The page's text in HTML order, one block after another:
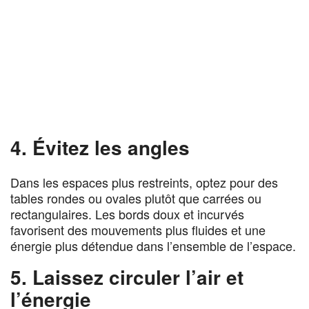
4. Évitez les angles
Dans les espaces plus restreints, optez pour des
tables rondes ou ovales plutôt que carrées ou
rectangulaires. Les bords doux et incurvés
favorisent des mouvements plus fluides et une
énergie plus détendue dans l’ensemble de l’espace.
5. Laissez circuler l’air et
l’énergie